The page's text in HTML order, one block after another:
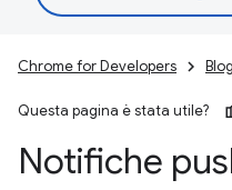
Chrome for Developers Blog
Questa pagina è stata utile?
Notifiche